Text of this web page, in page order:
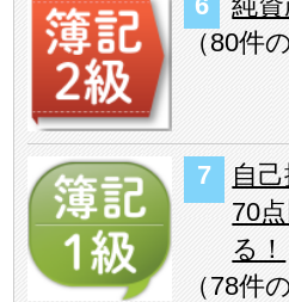
（80件
自
70
る！
（78件